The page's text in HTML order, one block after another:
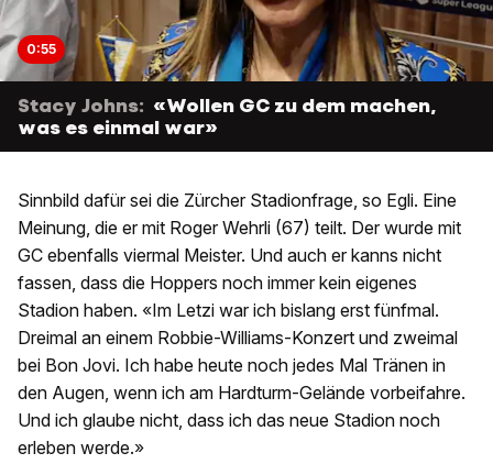
0:55
Stacy Johns: «Wollen GC zu dem machen,
was es einmal war»
Sinnbild dafür sei die Zürcher Stadionfrage, so Egli. Eine
Meinung, die er mit Roger Wehrli (67) teilt. Der wurde mit
GC ebenfalls viermal Meister. Und auch er kanns nicht
fassen, dass die Hoppers noch immer kein eigenes
Stadion haben. «Im Letzi war ich bislang erst fünfmal.
Dreimal an einem Robbie-Williams-Konzert und zweimal
bei Bon Jovi. Ich habe heute noch jedes Mal Tränen in
den Augen, wenn ich am Hardturm-Gelände vorbeifahre.
Und ich glaube nicht, dass ich das neue Stadion noch
erleben werde.»